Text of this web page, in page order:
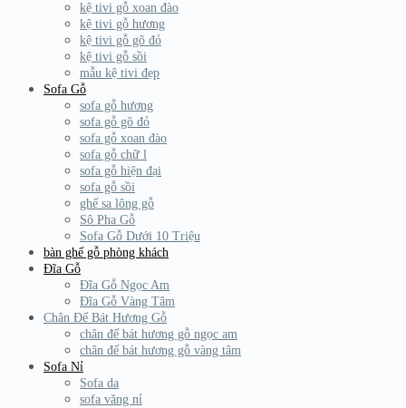
kệ tivi gỗ xoan đào
kệ tivi gỗ hương
kệ tivi gỗ gõ đỏ
kệ tivi gỗ sồi
mẫu kệ tivi đẹp
Sofa Gỗ
sofa gỗ hương
sofa gỗ gõ đỏ
sofa gỗ xoan đào
sofa gỗ chữ l
sofa gỗ hiện đại
sofa gỗ sồi
ghế sa lông gỗ
Sô Pha Gỗ
Sofa Gỗ Dưới 10 Triệu
bàn ghế gỗ phòng khách
Đĩa Gỗ
Đĩa Gỗ Ngọc Am
Đĩa Gỗ Vàng Tâm
Chân Đế Bát Hương Gỗ
chân đế bát hương gỗ ngọc am
chân đế bát hương gỗ vàng tâm
Sofa Nỉ
Sofa da
sofa văng nỉ